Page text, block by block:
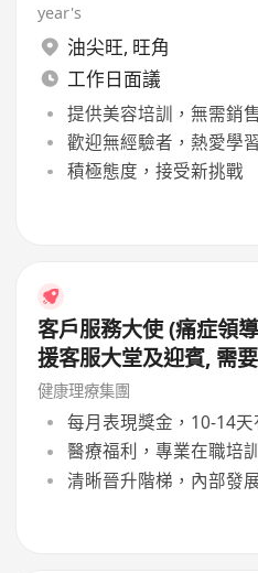
year's
油尖旺, 旺角
工作日面議
提供美容培訓，無需銷售
歡迎無經驗者，熱愛學習
積極態度，接受新挑戰
客戶服務大使 (痛症領
援客服大堂及迎賓, 需
更好, 月薪19,000 -
健康理療集團
每月表現獎金，10-14
醫療福利，專業在職培
清晰晉升階梯，內部發